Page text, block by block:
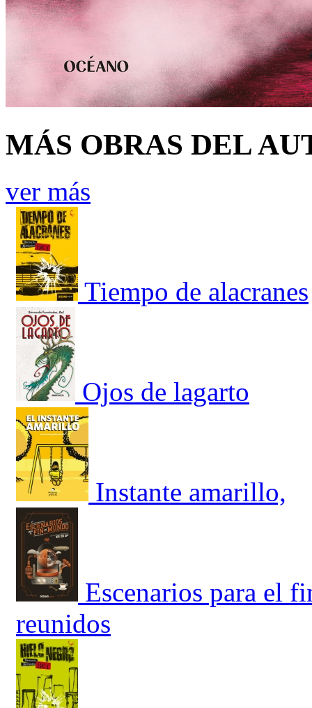
MÁS OBRAS DEL
ver más
Tiempo de alacranes
Ojos de lagarto
Instante amarillo,
Escenarios para el
reunidos